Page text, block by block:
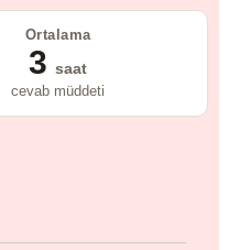
Ortalama
3 saat
cevab müddeti